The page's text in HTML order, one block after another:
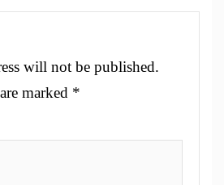
will not be published.
marked *